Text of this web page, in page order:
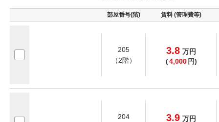
部屋番号(階) 賃料 (管理費等)
205
（2階）
3.8 万円
(4,000 円)
204
3.9 万円